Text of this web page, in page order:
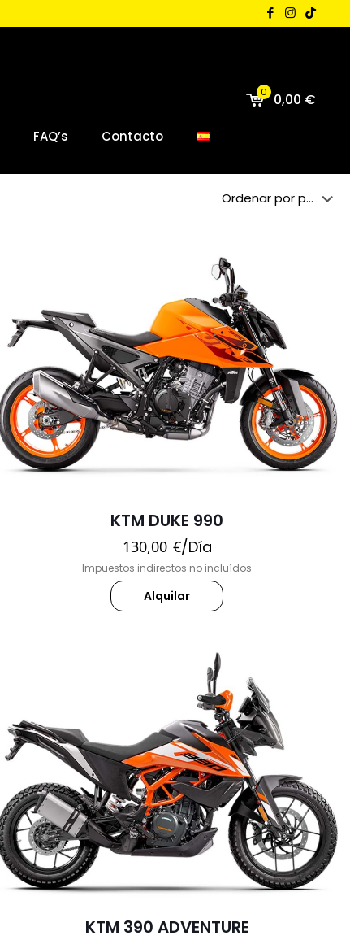
FAQ’s Contacto
0 0,00 €
KTM DUKE 990
130,00 €/Día
Impuestos indirectos no incluídos
Alquilar
KTM 390 ADVENTURE